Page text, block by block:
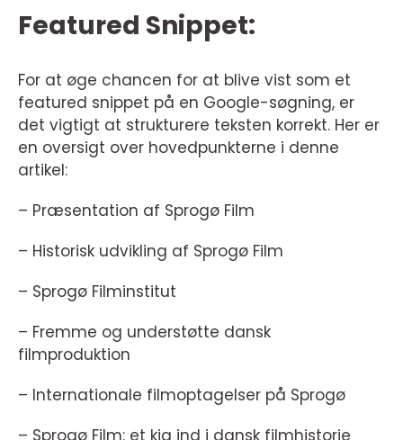
Featured Snippet:
For at øge chancen for at blive vist som et
featured snippet på en Google-søgning, er
det vigtigt at strukturere teksten korrekt. Her er
en oversigt over hovedpunkterne i denne
artikel:
– Præsentation af Sprogø Film
– Historisk udvikling af Sprogø Film
– Sprogø Filminstitut
– Fremme og understøtte dansk
filmproduktion
– Internationale filmoptagelser på Sprogø
– Sprogø Film: et kig ind i dansk filmhistorie